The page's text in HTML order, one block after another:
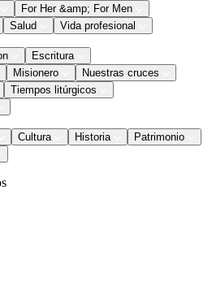
For Her &amp; For Men
Salud Vida profesional
Escritura
Misionero
Nuestras cruces
Tiempos litúrgicos
Cultura Historia
Patrimonio